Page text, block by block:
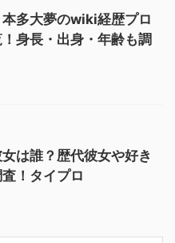
本多大夢のwiki経歴プロ
身長・出身・年齢も調
は誰？歴代彼女や好き
！タイプロ